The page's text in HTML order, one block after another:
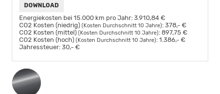
DOWNLOAD
Energiekosten bei 15.000 km pro Jahr: 3.910,84 €
CO2 Kosten (niedrig) (Kosten Durchschnitt 10 Jahre): 378,- €
CO2 Kosten (mittel) (Kosten Durchschnitt 10 Jahre): 897,75 €
CO2 Kosten (hoch) (Kosten Durchschnitt 10 Jahre): 1.386,- €
Jahressteuer: 30,- €